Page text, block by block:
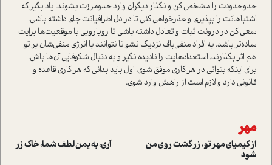
حد‌و‌حدودت را مشخص کن و نگذار دیگران وارد حد‌و‌مرزت بشوند. یاد بگیر که
اشتباهاتت را بپذیری و عذرخواهی کنی تا در دل اطرافیانت جای داشته باشی.
سعی کن در درونت ثبات و تعادل داشته باشی تا رویارویی با موقعیت‌ها برایت
ساده‌تر باشد. به افراد منفی‌باف نزدیک نشو تا نتوانند با انرژی منفی‌شان بر تو
هم اثر بگذارند. استعداد‌هایت را نادیده نگیر و به دنبال شکوفایی آن‌ها باش.
برای اینکه بتوانی در هر کاری موفق شوی، اول باید بدانی که هر کاری قاعده و
قانونی دارد و لازم است از راهش وارد شوی.
مهر
از کیمیای مهر تو، زر گشت روی من آری، به یمن لطف شما، خاک زر
شود